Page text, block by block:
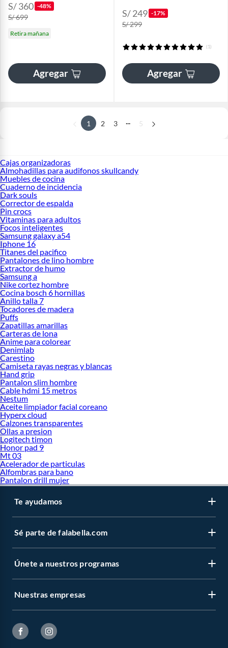
S/ 360 -48%
S/ 699
Retira mañana
Agregar
S/ 249 -17%
S/ 299
(1)
Agregar
1 2 3 ... 5
Cajas organizadoras
Almohadillas para audifonos skullcandy
Muebles de cocina
Cuaderno de incidencia
Dark souls
Corrector de espalda
Pin crocs
Vitaminas para adultos
Focos inteligentes
Samsung galaxy a54
Iphone 16
Titanes del pacifico
Pantalones de lino hombre
Extractor de humo
Samsung a
Nike cortez hombre
Cocina bosch 6 hornillas
Anillo talla 7
Tocadores de madera
Puffs
Zapatillas amarillas
Carteras de lona
Anime para colorear
Denimlab
Carestino
Camiseta rayas negras y blancas
Hand grip
Pantalon slim hombre
Cable hdmi 15 metros
Nestum
Aceite limpiador facial coreano
Hyperx cloud
Calzones transparentes
Ollas a presion
Logitech timon
Honor pad 9
Mt 03
Acelerador de particulas
Alfombras para bano
Pantalon drill mujer
Te ayudamos
Sé parte de falabella.com
Únete a nuestros programas
Nuestras empresas